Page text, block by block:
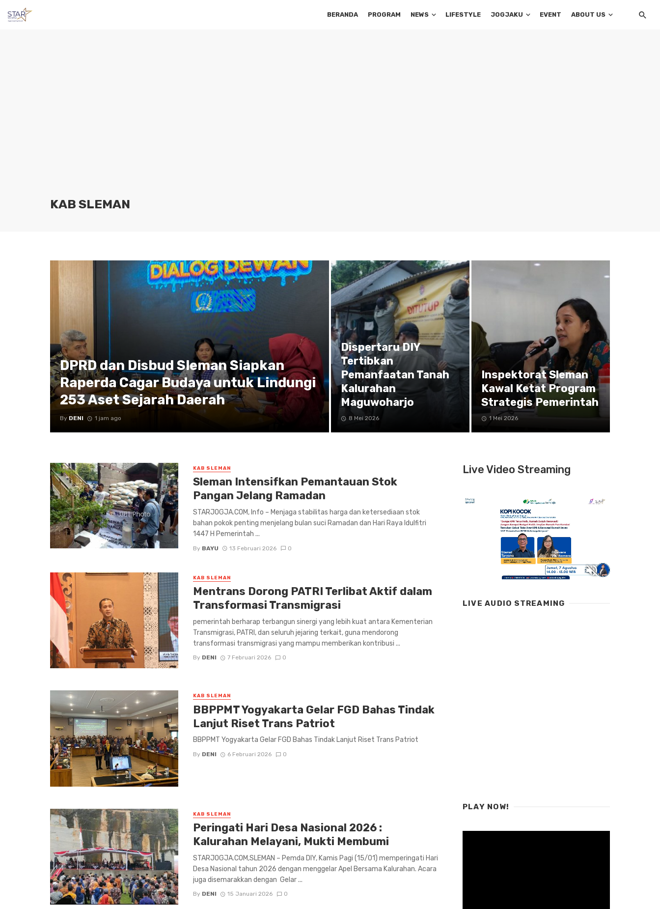
BERANDA PROGRAM NEWS LIFESTYLE JOGJAKU EVENT ABOUT US
KAB SLEMAN
DPRD dan Disbud Sleman Siapkan
Raperda Cagar Budaya untuk Lindungi
253 Aset Sejarah Daerah
By DENI 1 jam ago
Dispertaru DIY
Tertibkan
Pemanfaatan Tanah
Kalurahan
Maguwoharjo
8 Mei 2026
Inspektorat Sleman
Kawal Ketat Program
Strategis Pemerintah
1 Mei 2026
KAB SLEMAN
Sleman Intensifkan Pemantauan Stok
Pangan Jelang Ramadan
STARJOGJA.COM, Info – Menjaga stabilitas harga dan ketersediaan stok
bahan pokok penting menjelang bulan suci Ramadan dan Hari Raya Idulfitri
1447 H Pemerintah ...
By BAYU 13 Februari 2026 0
KAB SLEMAN
Mentrans Dorong PATRI Terlibat Aktif dalam
Transformasi Transmigrasi
pemerintah berharap terbangun sinergi yang lebih kuat antara Kementerian
Transmigrasi, PATRI, dan seluruh jejaring terkait, guna mendorong
transformasi transmigrasi yang mampu memberikan kontribusi ...
By DENI 7 Februari 2026 0
KAB SLEMAN
BBPPMT Yogyakarta Gelar FGD Bahas Tindak
Lanjut Riset Trans Patriot
BBPPMT Yogyakarta Gelar FGD Bahas Tindak Lanjut Riset Trans Patriot
By DENI 6 Februari 2026 0
KAB SLEMAN
Peringati Hari Desa Nasional 2026 :
Kalurahan Melayani, Mukti Membumi
STARJOGJA.COM,SLEMAN – Pemda DIY, Kamis Pagi (15/01) memperingati Hari
Desa Nasional tahun 2026 dengan menggelar Apel Bersama Kalurahan. Acara
juga disemarakkan dengan Gelar ...
By DENI 15 Januari 2026 0
Live Video Streaming
LIVE AUDIO STREAMING
PLAY NOW!